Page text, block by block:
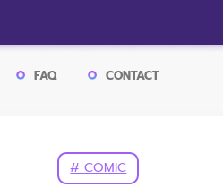
FAQ CONTACT
# COMIC